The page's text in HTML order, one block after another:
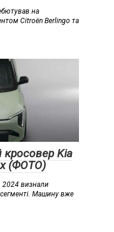
на
Citroën Berlingo та
Kia
(ФОТО)
2024 визнали
Машину вже